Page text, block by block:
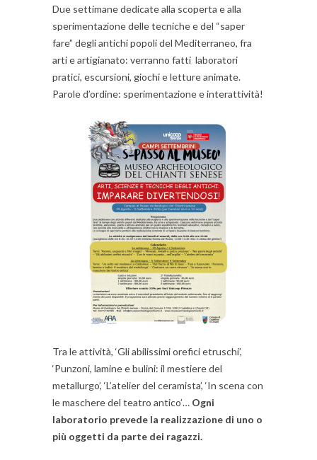
Due settimane dedicate alla scoperta e alla
sperimentazione delle tecniche e del “saper
fare” degli antichi popoli del Mediterraneo, fra
arti e artigianato: verranno fatti laboratori
pratici, escursioni, giochi e letture animate.
Parole d’ordine: sperimentazione e interattività!
Tra le attività, ‘Gli abilissimi orefici etruschi’,
‘Punzoni, lamine e bulini: il mestiere del
metallurgo’, ‘L’atelier del ceramista’, ‘In scena con
le maschere del teatro antico’… Ogni
laboratorio prevede la realizzazione di uno o
più oggetti da parte dei ragazzi.